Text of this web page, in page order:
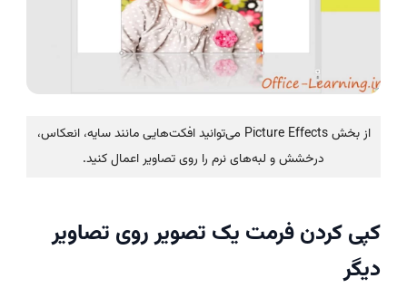
از بخش Picture Effects می‌توانید افکت‌هایی مانند سایه، انعکاس،
درخشش و لبه‌های نرم را روی تصاویر اعمال کنید.
کپی کردن فرمت یک تصویر روی تصاویر
دیگر